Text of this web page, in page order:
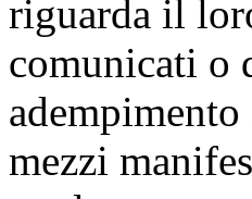
riguarda il
comunicati o
mezzi